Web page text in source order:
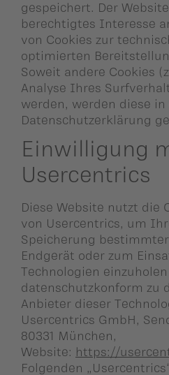
gespeichert. Der
berechtigtes Interesse
von Cookies zur
optimierten
Soweit andere Cookies
Analyse Ihres
werden, werden diese in
Datenschutzerklärung
Einwilligung
Usercentrics
Diese Website nutzt die
von Usercentrics, um
Speicherung
Endgerät oder zum
Technologien
datenschutzkonform zu
Anbieter dieser
Usercentrics GmbH,
80331 München,
Website: https://
Folgenden